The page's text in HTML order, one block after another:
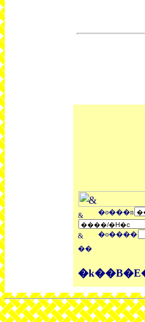
���o���n
���o����
��